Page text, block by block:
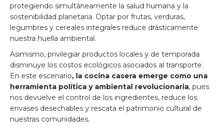
protegiendo simultáneamente la salud humana y la
sostenibilidad planetaria. Optar por frutas, verduras,
legumbres y cereales integrales reduce drásticamente
nuestra huella ambiental.
Asimismo, privilegiar productos locales y de temporada
disminuye los costos ecológicos asociados al transporte.
En este escenario, la cocina casera emerge como una
herramienta política y ambiental revolucionaria, pues
nos devuelve el control de los ingredientes, reduce los
envases desechables y rescata el patrimonio cultural de
nuestras comunidades.